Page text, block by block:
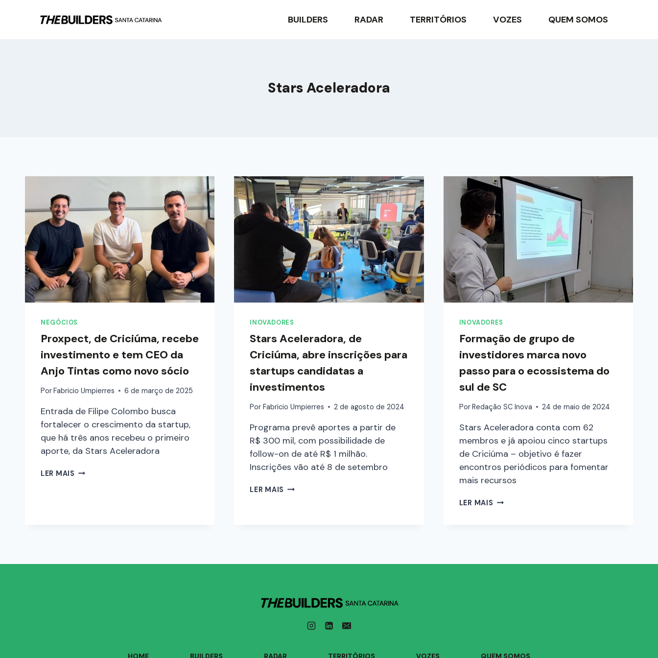
BUILDERS RADAR TERRITÓRIOS VOZES QUEM SOMOS
Stars Aceleradora
NEGÓCIOS
Proxpect, de Criciúma, recebe
investimento e tem CEO da
Anjo Tintas como novo sócio
PorFabricio Umpierres 6 de março de 2025
Entrada de Filipe Colombo busca
fortalecer o crescimento da startup,
que há três anos recebeu o primeiro
aporte, da Stars Aceleradora
LER MAIS
INOVADORES
Stars Aceleradora, de
Criciúma, abre inscrições para
startups candidatas a
investimentos
Por Fabricio Umpierres 2 de agosto de 2024
Programa prevê aportes a partir de
R$ 300 mil, com possibilidade de
follow-on de até R$ 1 milhão.
Inscrições vão até 8 de setembro
LER MAIS
INOVADORES
Formação de grupo de
investidores marca novo
passo para o ecossistema do
sul de SC
PorRedação SC Inova 24 de maio de 2024
Stars Aceleradora conta com 62
membros e já apoiou cinco startups
de Criciúma – objetivo é fazer
encontros periódicos para fomentar
mais recursos
LER MAIS
HOME BUILDERS RADAR TERRITÓRIOS VOZES QUEM SOMOS